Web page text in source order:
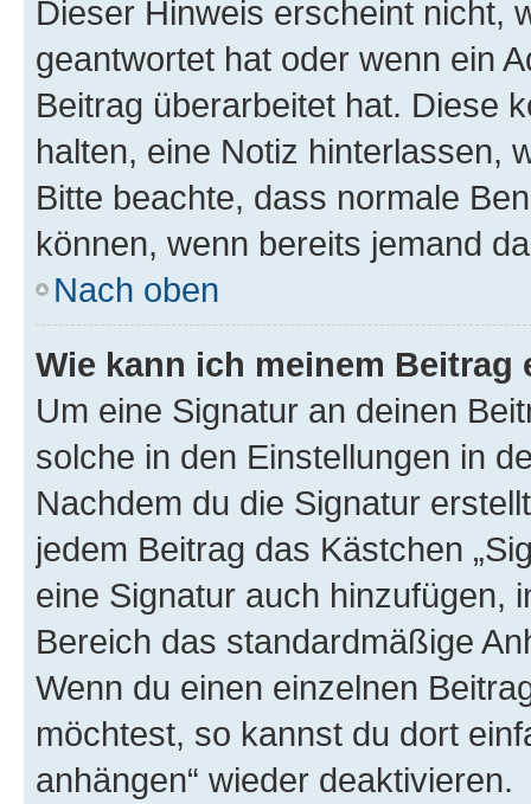
Dieser Hinweis erscheint nicht,
geantwortet hat oder wenn ein
Beitrag überarbeitet hat. Diese
halten, eine Notiz hinterlassen,
Bitte beachte, dass normale
können, wenn bereits jemand
Nach oben
Wie kann ich meinem
Um eine Signatur an deinen
solche in den Einstellungen in
Nachdem du die Signatur
jedem Beitrag das Kästchen
eine Signatur auch hinzufügen,
Bereich das standardmäßige
Wenn du einen einzelnen
möchtest, so kannst du dort
anhängen“ wieder deaktivieren.